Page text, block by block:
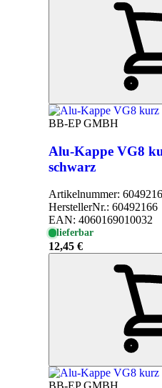
BB-EP GMBH
Alu-Kappe VG8
schwarz
Artikelnummer:
HerstellerNr.: 60492166
EAN: 4060169010032
lieferbar
12,45 €
BB-EP GMBH